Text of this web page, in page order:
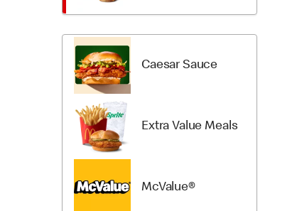
Caesar Sauce
Extra Value Meals
McValue®